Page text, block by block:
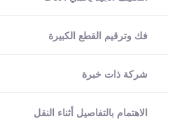
فك وترقيم القطع الكبيرة
شركة ذات خبرة
الاهتمام بالتفاصيل أثناء النقل